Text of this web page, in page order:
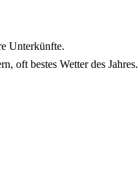
Unterkünfte.
oft bestes Wetter des Jahres.